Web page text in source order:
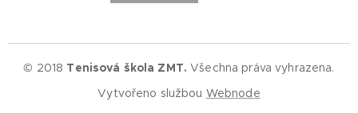
© 2018 Tenisová škola ZMT.Všechna práva vyhrazena.
Vytvořeno službou Webnode